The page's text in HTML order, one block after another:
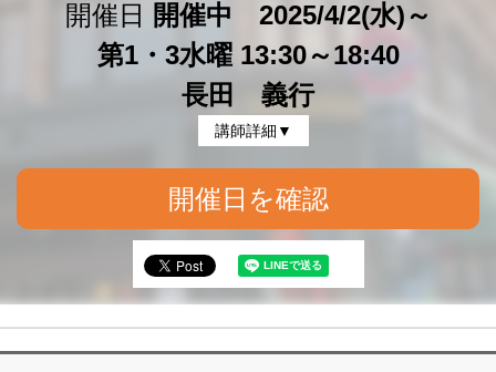
開催日
開催中 2025/4/2(水)～
第1・3水曜 13:30～18:40
長田 義行
講師詳細▼
開催日を確認